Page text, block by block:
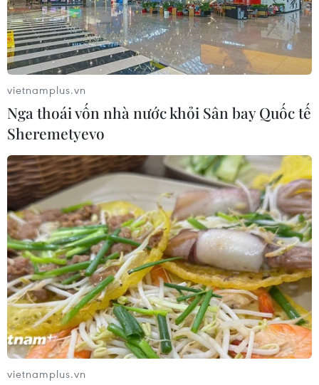
vietnamplus.vn
Nga thoái vốn nhà nước khỏi Sân bay Quốc tế
Sheremetyevo
vietnamplus.vn